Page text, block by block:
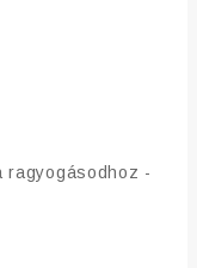
ragyogásodhoz -